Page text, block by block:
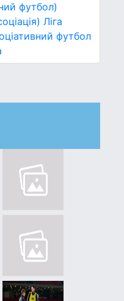
футбол)
Ліга
футбол